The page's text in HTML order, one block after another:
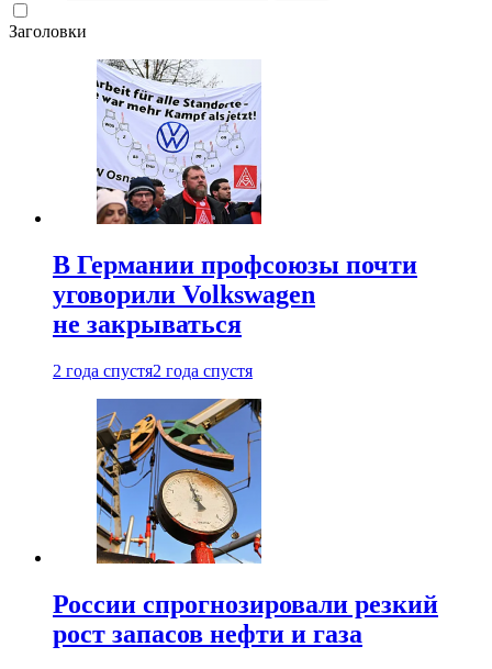
Заголовки
В Германии профсоюзы почти
уговорили Volkswagen
не закрываться
2 года спустя2 года спустя
России спрогнозировали резкий
рост запасов нефти и газа